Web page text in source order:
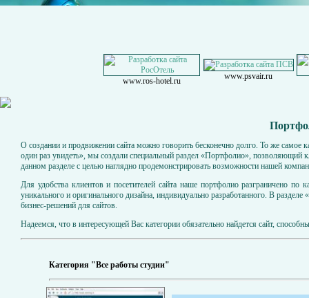
www.ros-hotel.ru www.psvair.ru
О создании и продвижении сайта можно говорить бесконечно долго. То же самое
один раз увидеть», мы создали специальный раздел «Портфолио», позволяющий
данном разделе с целью наглядно продемонстрировать возможности нашей
Для удобства клиентов и посетителей сайта наше портфолио разграничено
уникального и оригинального дизайна, индивидуально разработанного. В
бизнес-решений для сайтов.
Надеемся, что в интересующей Вас категории обязательно найдется сайт,
Категория "Все работы студии"